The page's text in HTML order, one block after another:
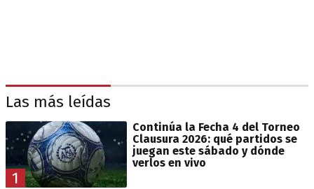
Las más leídas
1
Continúa la Fecha 4 del Torneo
Clausura 2026: qué partidos se
juegan este sábado y dónde
verlos en vivo